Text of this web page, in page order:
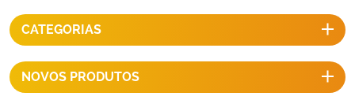
CATEGORIAS
NOVOS PRODUTOS